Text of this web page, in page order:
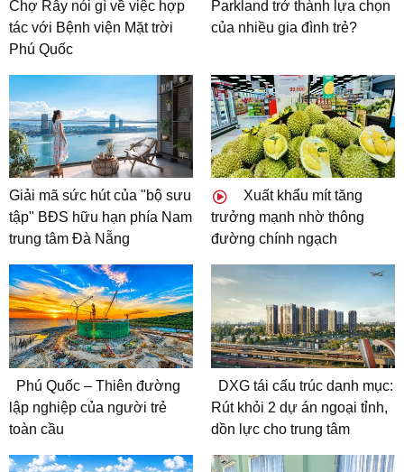
Chợ Rẫy nói gì về việc hợp
tác với Bệnh viện Mặt trời
Phú Quốc
Parkland trở thành lựa chọn
của nhiều gia đình trẻ?
Giải mã sức hút của "bộ sưu
tập" BĐS hữu hạn phía Nam
trung tâm Đà Nẵng
Xuất khẩu mít tăng
trưởng mạnh nhờ thông
đường chính ngạch
Phú Quốc – Thiên đường
lập nghiệp của người trẻ
toàn cầu
DXG tái cấu trúc danh mục:
Rút khỏi 2 dự án ngoại tỉnh,
dồn lực cho trung tâm